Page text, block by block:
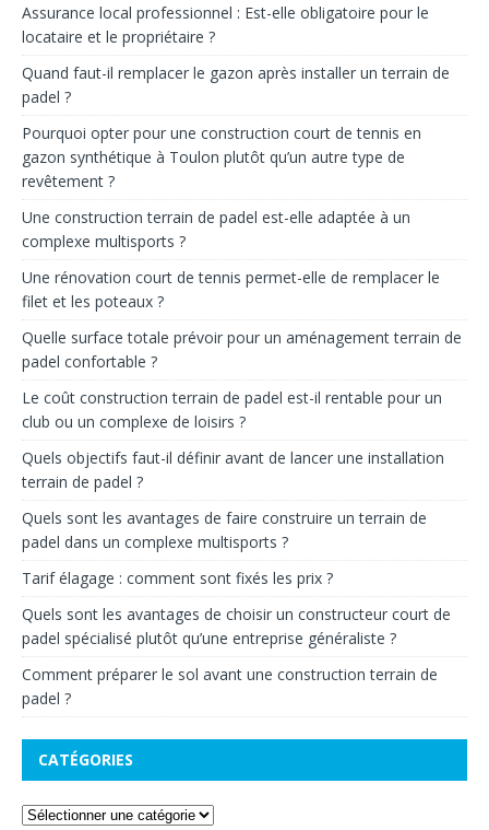
Assurance local professionnel : Est-elle obligatoire pour le
locataire et le propriétaire ?
Quand faut-il remplacer le gazon après installer un terrain de
padel ?
Pourquoi opter pour une construction court de tennis en
gazon synthétique à Toulon plutôt qu’un autre type de
revêtement ?
Une construction terrain de padel est-elle adaptée à un
complexe multisports ?
Une rénovation court de tennis permet-elle de remplacer le
filet et les poteaux ?
Quelle surface totale prévoir pour un aménagement terrain de
padel confortable ?
Le coût construction terrain de padel est-il rentable pour un
club ou un complexe de loisirs ?
Quels objectifs faut-il définir avant de lancer une installation
terrain de padel ?
Quels sont les avantages de faire construire un terrain de
padel dans un complexe multisports ?
Tarif élagage : comment sont fixés les prix ?
Quels sont les avantages de choisir un constructeur court de
padel spécialisé plutôt qu’une entreprise généraliste ?
Comment préparer le sol avant une construction terrain de
padel ?
CATÉGORIES